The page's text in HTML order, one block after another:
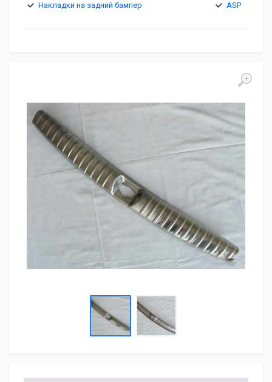
Накладки на задний бампер ASP